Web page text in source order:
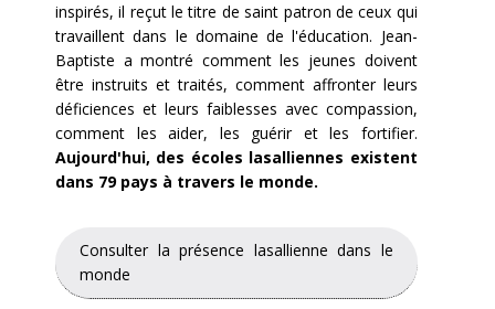
inspirés, il reçut le titre de saint patron de ceux qui
travaillent dans le domaine de l'éducation. Jean-
Baptiste a montré comment les jeunes doivent
être instruits et traités, comment affronter leurs
déficiences et leurs faiblesses avec compassion,
comment les aider, les guérir et les fortifier.
Aujourd'hui, des écoles lasalliennes existent
dans 79 pays à travers le monde.
Consulter la présence lasallienne dans le
monde